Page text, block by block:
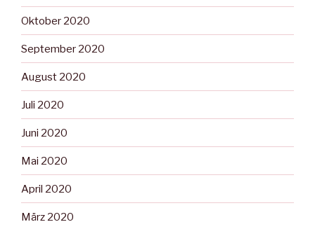
Oktober 2020
September 2020
August 2020
Juli 2020
Juni 2020
Mai 2020
April 2020
März 2020